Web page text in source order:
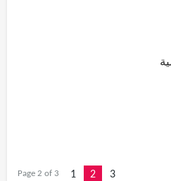
Page 2 of 3 1 2 3